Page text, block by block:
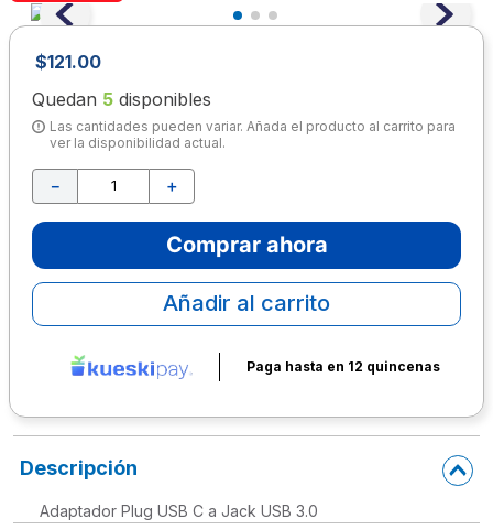
$121.00
Quedan 5 disponibles
Las cantidades pueden variar. Añada el producto al carrito para
ver la disponibilidad actual.
＋
－
Comprar ahora
Añadir al carrito
Paga hasta en 12 quincenas
Descripción
Adaptador Plug USB C a Jack USB 3.0
6.
boligrafo
7.
sacapuntas
8.
escolar
9.
escritorio
10. lapiz